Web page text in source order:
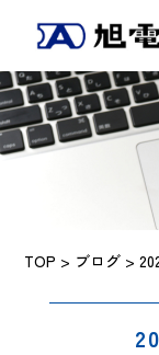
TOP > ブログ >